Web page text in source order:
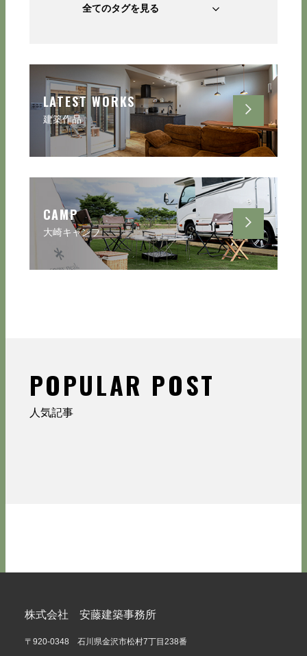
全てのタグを見る
LATEST WORKS
建築作品
CAMP
大崎キャンプ
POPULAR POST
人気記事
株式会社 安藤建築事務所
〒920-0348 石川県金沢市松村7丁目238番